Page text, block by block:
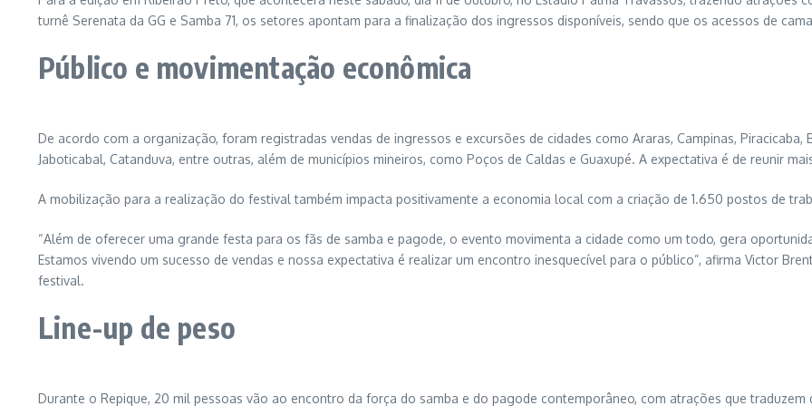
turnê Serenata da GG e Samba 71, os setores apontam para a finalização dos ingressos disponíveis, sendo que os acessos de
Público e movimentação econômica
De acordo com a organização, foram registradas vendas de ingressos e excursões de cidades como Araras, Campinas, Piracicaba,
Jaboticabal, Catanduva, entre outras, além de municípios mineiros, como Poços de Caldas e Guaxupé. A expectativa é de reunir
A mobilização para a realização do festival também impacta positivamente a economia local com a criação de 1.650 postos de
“Além de oferecer uma grande festa para os fãs de samba e pagode, o evento movimenta a cidade como um todo, gera
Estamos vivendo um sucesso de vendas e nossa expectativa é realizar um encontro inesquecível para o público”, afirma Victor
festival.
Line-up de peso
Durante o Repique, 20 mil pessoas vão ao encontro da força do samba e do pagode contemporâneo, com atrações que